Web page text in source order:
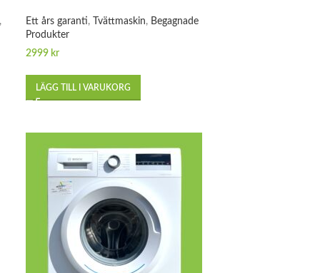
,
Ett års garanti, Tvättmaskin, Begagnade
Produkter
2999 kr
LÄGG TILL I VARUKORG